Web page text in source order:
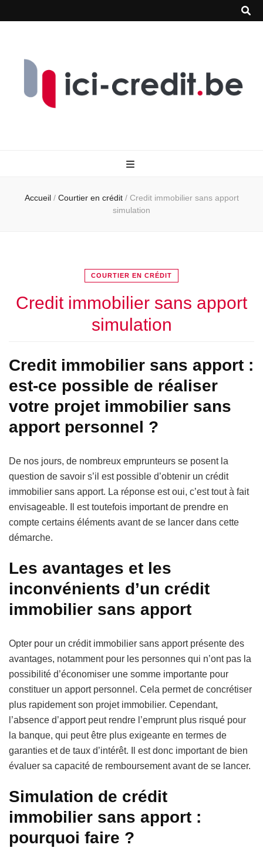
Accueil / Courtier en crédit / Credit immobilier sans apport
simulation
COURTIER EN CRÉDIT
Credit immobilier sans apport
simulation
Credit immobilier sans apport :
est-ce possible de réaliser
votre projet immobilier sans
apport personnel ?
De nos jours, de nombreux emprunteurs se posent la
question de savoir s’il est possible d’obtenir un crédit
immobilier sans apport. La réponse est oui, c’est tout à fait
envisageable. Il est toutefois important de prendre en
compte certains éléments avant de se lancer dans cette
démarche.
Les avantages et les
inconvénients d’un crédit
immobilier sans apport
Opter pour un crédit immobilier sans apport présente des
avantages, notamment pour les personnes qui n’ont pas la
possibilité d’économiser une somme importante pour
constituer un apport personnel. Cela permet de concrétiser
plus rapidement son projet immobilier. Cependant,
l’absence d’apport peut rendre l’emprunt plus risqué pour
la banque, qui peut être plus exigeante en termes de
garanties et de taux d’intérêt. Il est donc important de bien
évaluer sa capacité de remboursement avant de se lancer.
Simulation de crédit
immobilier sans apport :
pourquoi faire ?